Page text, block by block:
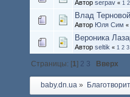
Автор serpav « 1 2
Влад
Автор Юля Сим «
Вероника
Автор seltik « 1 2 3
Страницы: [1] 2 3 Вверх
baby.dn.ua»